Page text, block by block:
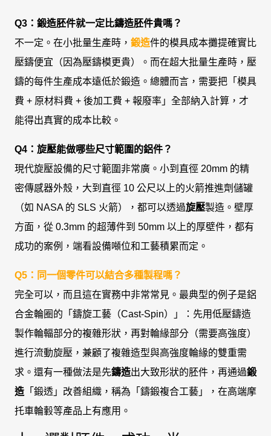
Q3：鍛造胚件就一定比鑄造胚件貴嗎？
不一定。在小批量生產時， 鍛造件的模具成本攤提確實比
壓鑄便宜（因為壓鑄模更貴）。而在超大批量生產時，壓
鑄的每件生產成本遠低於鍛造。總體而言，需要把「模具
費 + 原材料費 + 後加工費 + 報廢率」全部納入計算，才
能得出真實的成本比較。
Q4：旋壓能做哪些尺寸範圍的鋁件？
現代旋壓設備的尺寸範圍非常廣。小到直徑 20mm 的精
密傳感器外殼，大到直徑 10 公尺以上的火箭推進劑儲罐
（如 NASA 的 SLS 火箭），都可以透過旋壓製造。壁厚
方面，從 0.3mm 的超薄件到 50mm 以上的厚壁件，都有
成功的案例，端看設備噸位和工藝積累而定。
Q5：同一個零件可以結合多種製程嗎？
完全可以，而且這在實務中非常常見。最典型的例子是鋁
合金輪圈的「鑄旋工藝（Cast-Spin）」：先用低壓鑄造
製作輪輻部分的複雜形狀，再對輪緣部分（需要高強度）
進行流動旋壓，兼顧了複雜造型與高強度輪緣的雙重需
求。還有一種做法是先鑄造出大致形狀的胚件，再通過鍛
造 「鍛透」改善組織，稱為「鑄鍛複合工藝」，在高端摩
托車輪轂等產品上有應用。